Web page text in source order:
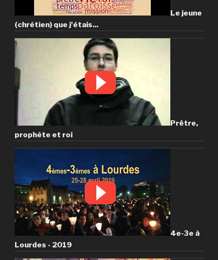
Le jeune
(chrétien) que j'étais...
Prêtre,
prophète et roi
4e-3e à
Lourdes - 2019